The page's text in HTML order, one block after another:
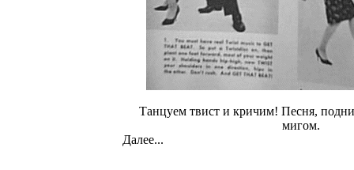
Танцуем твист и кричим! Песня,
мигом.
Далее...